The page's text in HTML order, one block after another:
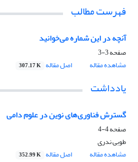
فهرست مطالب
آنچه در این شماره می‌خوانید
صفحه3-3
مشاهده مقاله
اصل مقاله 307.17 K
یادداشت
گسترش فناوری‌های نوین در علوم دامی
صفحه4-4
طوبی ندری
مشاهده مقاله
اصل مقاله 352.99 K